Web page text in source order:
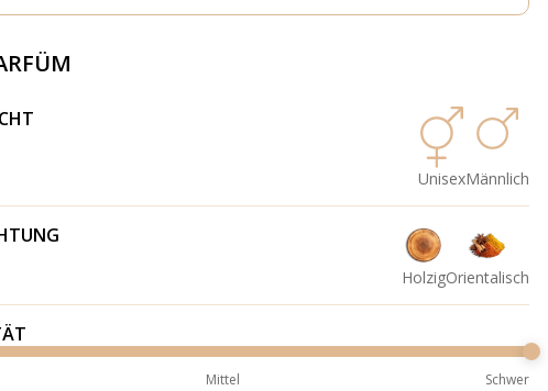
UnisexMännlich
HolzigOrientalisch
Mittel Schwer